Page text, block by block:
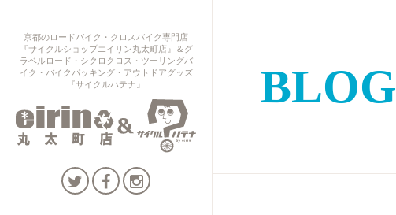
京都のロードバイク・クロスバイク専門店
『サイクルショップエイリン丸太町店』＆グ
ラベルロード・シクロクロス・ツーリングバ
イク・バイクパッキング・アウトドアグッズ
『サイクルハテナ』
BLOG